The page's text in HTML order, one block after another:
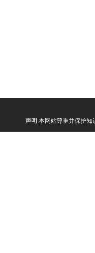
声明:本网站尊重并保护知